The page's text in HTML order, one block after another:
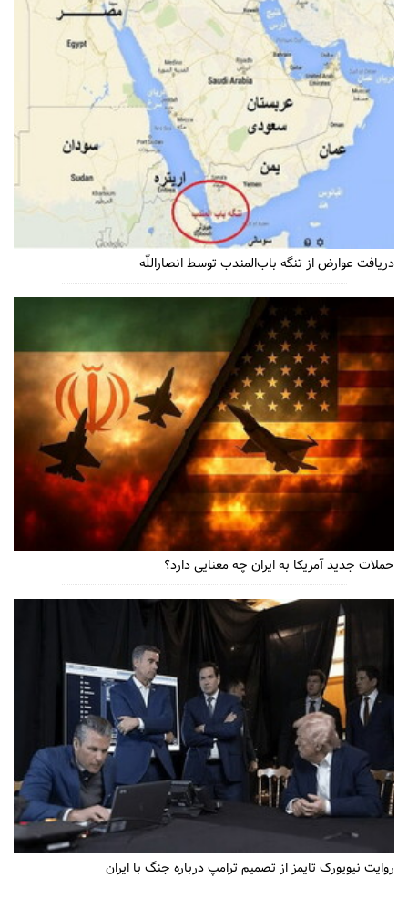
دریافت عوارض از تنگه باب‌المندب توسط انصاراللّه
حملات جدید آمریکا به ایران چه معنایی دارد؟
روایت نیویورک تایمز از تصمیم ترامپ درباره جنگ با ایران